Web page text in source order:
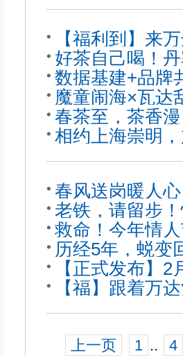
【福利到】来
惠！
好茶自己喝！
数据基建+品牌
DNA
魔童闹海×瓦达
~
春茶至，茶香
相约上海崇明
好接受挑战的
春风送岗暖人
逛了吗？
老铁，请留步
乐吧~
救命！今年情
验
历经5年，蜕变
明，成为你自
【正式发布】
国之旅第二季
【福】跟着万
上一页 1 .. 4